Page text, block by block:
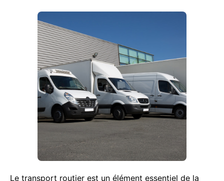
Le transport routier est un élément essentiel de la